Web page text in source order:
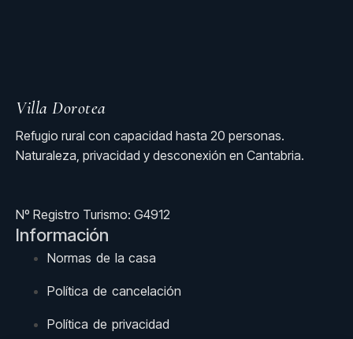
Villa Dorotea
Refugio rural con capacidad hasta 20 personas.
Naturaleza, privacidad y desconexión en Cantabria.
Nº Registro Turismo: G4912
Información
Normas de la casa
Política de cancelación
Política de privacidad